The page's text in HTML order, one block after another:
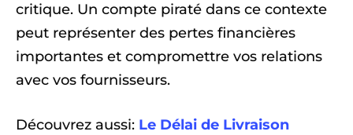
critique. Un compte piraté dans ce contexte
peut représenter des pertes financières
importantes et compromettre vos relations
avec vos fournisseurs.
Découvrez aussi: Le Délai de Livraison